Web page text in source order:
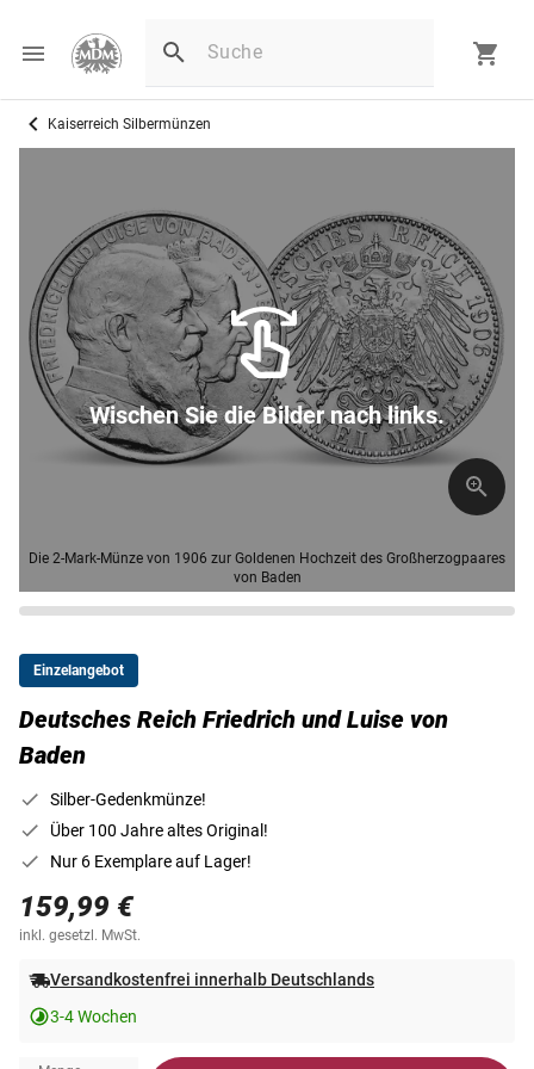
Kaiserreich Silbermünzen
Die 2-Mark-Münze von 1906 zur Goldenen Hochzeit des Großherzogpaares
von Baden
Wischen Sie die Bilder nach links.
Einzelangebot
Deutsches Reich Friedrich und Luise von
Baden
Silber-Gedenkmünze!
Über 100 Jahre altes Original!
Nur 6 Exemplare auf Lager!
159,99 €
inkl. gesetzl. MwSt.
Versandkostenfrei innerhalb Deutschlands
3-4 Wochen